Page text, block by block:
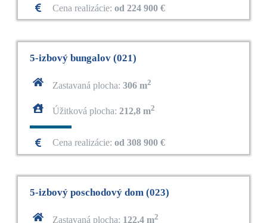
Cena realizácie:od 224 900 €
5-izbový bungalov (021)
Zastavaná plocha:306 m2
Úžitková plocha:212,8 m2
Cena realizácie:od 308 900 €
5-izbový poschodový dom (023)
Zastavaná plocha: 122,4 m2